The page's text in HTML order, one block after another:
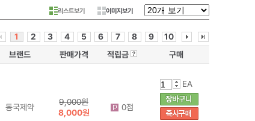
리스트보기 이미지보기
1 2 3 4 5 6 7 8 9
10
브랜드 판매가격 적립금 구매
동국제약
9,000원
8,000원
0점
EA